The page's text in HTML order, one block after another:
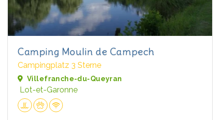
Camping Moulin de Campech
Campingplatz 3 Sterne
Villefranche-du-Queyran
Lot-et-Garonne